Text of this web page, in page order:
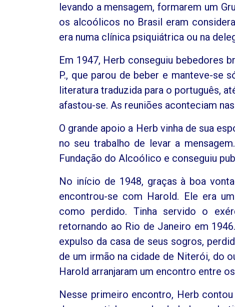
levando a mensagem, formarem um
os alcoólicos no Brasil eram
era numa clínica psiquiátrica ou na
Em 1947, Herb conseguiu bebedores
P., que parou de beber e manteve-se
literatura traduzida para o português,
afastou-se. As reuniões aconteciam
O grande apoio a Herb vinha de sua
no seu trabalho de levar a
Fundação do Alcoólico e conseguiu
No início de 1948, graças à boa
encontrou-se com Harold. Ele era
como perdido. Tinha servido o
retornando ao Rio de Janeiro em
expulso da casa de seus sogros,
de um irmão na cidade de Niterói, do
Harold arranjaram um encontro entre
Nesse primeiro encontro, Herb